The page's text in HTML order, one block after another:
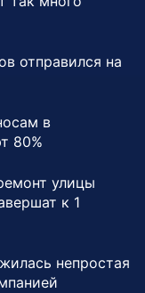
отправился на
в
80%
улицы
к 1
непростая